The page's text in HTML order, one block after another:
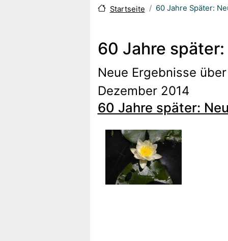
Startseite 60 Jahre Später:
60 Jahre
Neue Ergebnisse
Dezember 2014
60 Jahre später: